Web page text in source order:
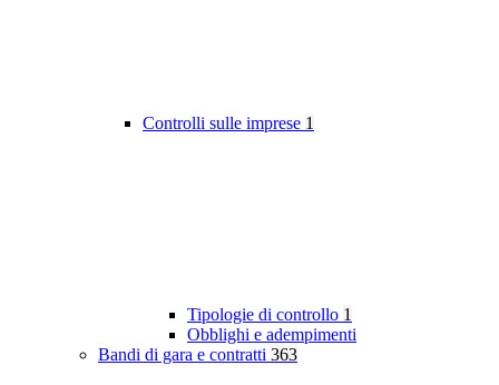
Controlli sulle imprese 1
Tipologie di controllo 1
Obblighi e adempimenti
Bandi di gara e contratti 363